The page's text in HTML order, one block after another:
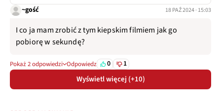
~gość 18 PAŹ 2024 · 15:03
I co ja mam zrobić z tym kiepskim filmiem jak go
pobiorę w sekundę?
Pokaż 2 odpowiedzi Odpowiedz 0 1
Wyświetl więcej (+10)